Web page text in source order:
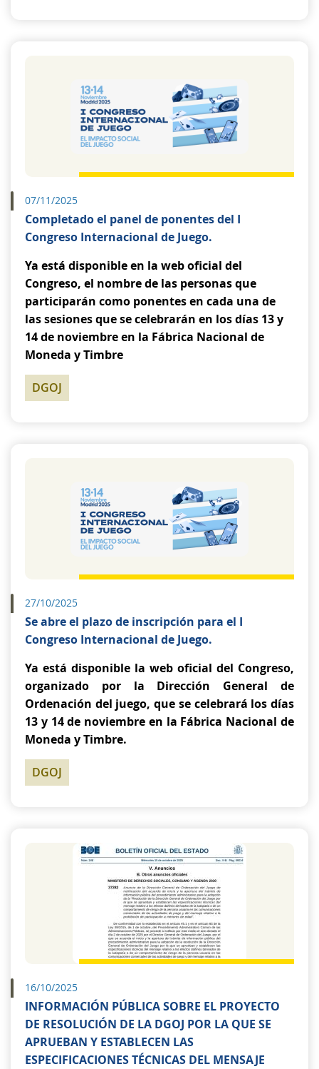
07/11/2025
Completado el panel de ponentes del I
Congreso Internacional de Juego.
Ya está disponible en la web oficial del
Congreso, el nombre de las personas que
participarán como ponentes en cada una de
las sesiones que se celebrarán en los días 13 y
14 de noviembre en la Fábrica Nacional de
Moneda y Timbre
DGOJ
27/10/2025
Se abre el plazo de inscripción para el I
Congreso Internacional de Juego.
Ya está disponible la web oficial del Congreso,
organizado por la Dirección General de
Ordenación del juego, que se celebrará los días
13 y 14 de noviembre en la Fábrica Nacional de
Moneda y Timbre.
DGOJ
16/10/2025
INFORMACIÓN PÚBLICA SOBRE EL PROYECTO
DE RESOLUCIÓN DE LA DGOJ POR LA QUE SE
APRUEBAN Y ESTABLECEN LAS
ESPECIFICACIONES TÉCNICAS DEL MENSAJE